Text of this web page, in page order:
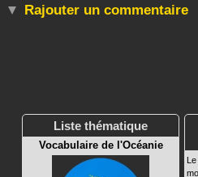
Rajouter un commentaire
Liste thématique
Vocabulaire de l'Océanie